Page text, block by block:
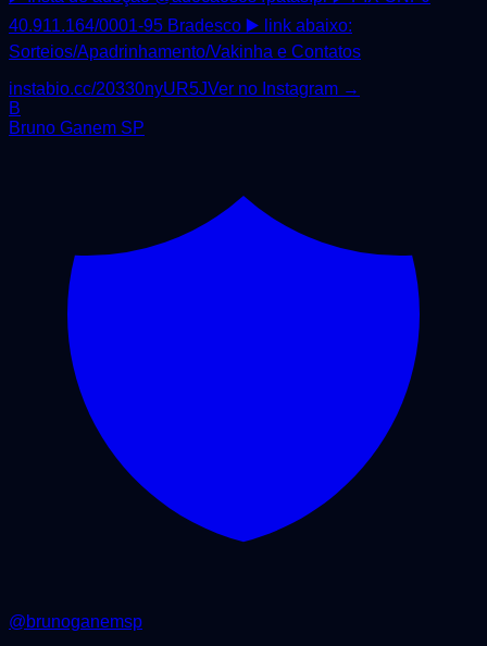
40.911.164/0001-95 Bradesco ▶️ link abaixo:
Sorteios/Apadrinhamento/Vakinha e Contatos
instabio.cc/20330nyUR5JVer no Instagram →
B
Bruno Ganem SP
@brunoganemsp